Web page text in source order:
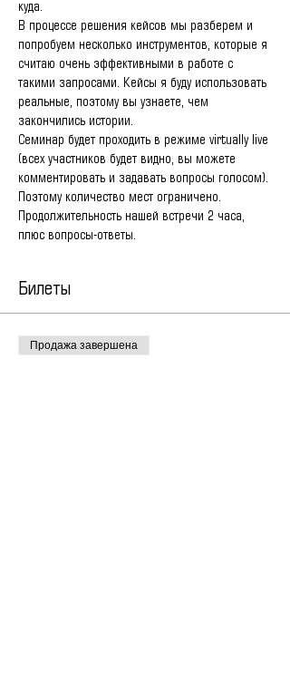
куда.
В процессе решения кейсов мы разберем и
попробуем несколько инструментов, которые я
считаю очень эффективными в работе с
такими запросами. Кейсы я буду использовать
реальные, поэтому вы узнаете, чем
закончились истории.
Семинар будет проходить в режиме virtually live
(всех участников будет видно, вы можете
комментировать и задавать вопросы голосом).
Поэтому количество мест ограничено.
Продолжительность нашей встречи 2 часа,
плюс вопросы-ответы.
Билеты
Продажа завершена